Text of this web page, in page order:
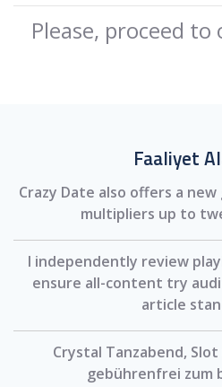
Please, proceed to
Faaliyet
Crazy Date also offers a
multipliers up to
I independently review
ensure all-content try
article
Crystal Tanzabend,
gebührenfrei zum